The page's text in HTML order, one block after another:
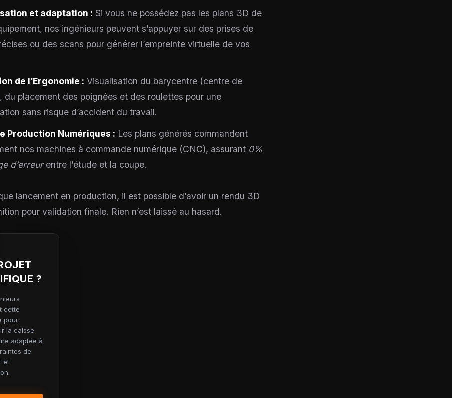
et adaptation : Si vous ne possédez pas les plans 3D de
nos ingénieurs peuvent s’appuyer sur des prises de
ou des scans pour générer l’empreinte virtuelle de vos
de l’Ergonomie : Visualisation du barycentre (centre de
du placement des poignées et des roulettes pour une
sans risque d’accident du travail.
Production Numériques : Les plans générés commandent
nos machines à commande numérique (CNC), assurant 0%
d’erreurentre l’étude et la coupe.
lancement en production, il est possible d’avoir un rendu 3D
pour validation finale. Rien n’est laissé au hasard.
?
cette
pour
la caisse
adaptée à
de
et